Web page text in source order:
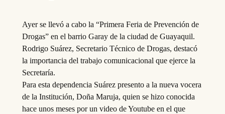
Ayer se llevó a cabo la “Primera Feria de Prevención de
Drogas” en el barrio Garay de la ciudad de Guayaquil.
Rodrigo Suárez, Secretario Técnico de Drogas, destacó
la importancia del trabajo comunicacional que ejerce la
Secretaría.
Para esta dependencia Suárez presento a la nueva vocera
de la Institución, Doña Maruja, quien se hizo conocida
hace unos meses por un video de Youtube en el que